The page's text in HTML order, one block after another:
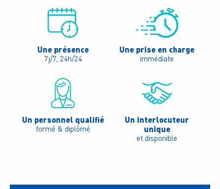
Une présence
7j/7, 24h/24
Une prise en charge
immédiate
Un personnel qualifié
formé & diplômé
Un interlocuteur
unique
et disponible